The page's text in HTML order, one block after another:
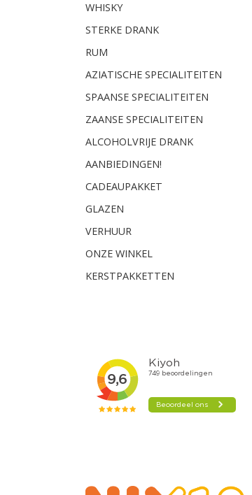
WHISKY
STERKE DRANK
RUM
AZIATISCHE SPECIALITEITEN
SPAANSE SPECIALITEITEN
ZAANSE SPECIALITEITEN
ALCOHOLVRIJE DRANK
AANBIEDINGEN!
CADEAUPAKKET
GLAZEN
VERHUUR
ONZE WINKEL
KERSTPAKKETTEN